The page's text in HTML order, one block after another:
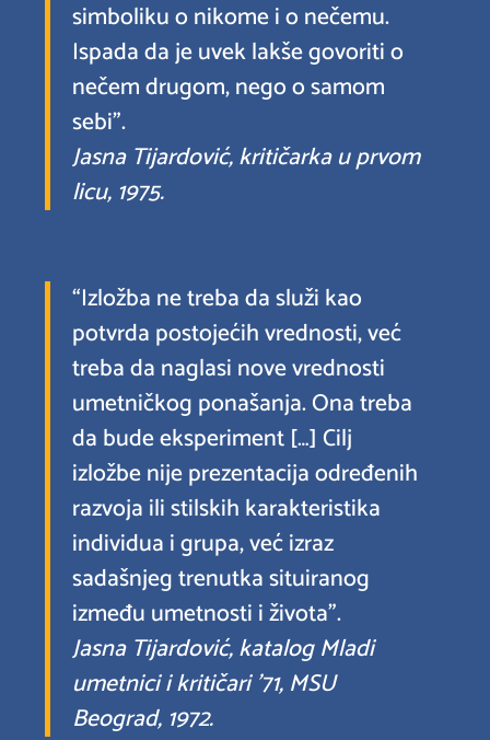
simboliku o nikome i o nečemu.
Ispada da je uvek lakše govoriti o
nečem drugom, nego o samom
sebi”.
Jasna Tijardović, kritičarka u prvom
licu, 1975.
“Izložba ne treba da služi kao
potvrda postojećih vrednosti, već
treba da naglasi nove vrednosti
umetničkog ponašanja. Ona treba
da bude eksperiment […] Cilj
izložbe nije prezentacija određenih
razvoja ili stilskih karakteristika
individua i grupa, već izraz
sadašnjeg trenutka situiranog
između umetnosti i života”.
Jasna Tijardović, katalog Mladi
umetnici i kritičari ’71, MSU
Beograd, 1972.